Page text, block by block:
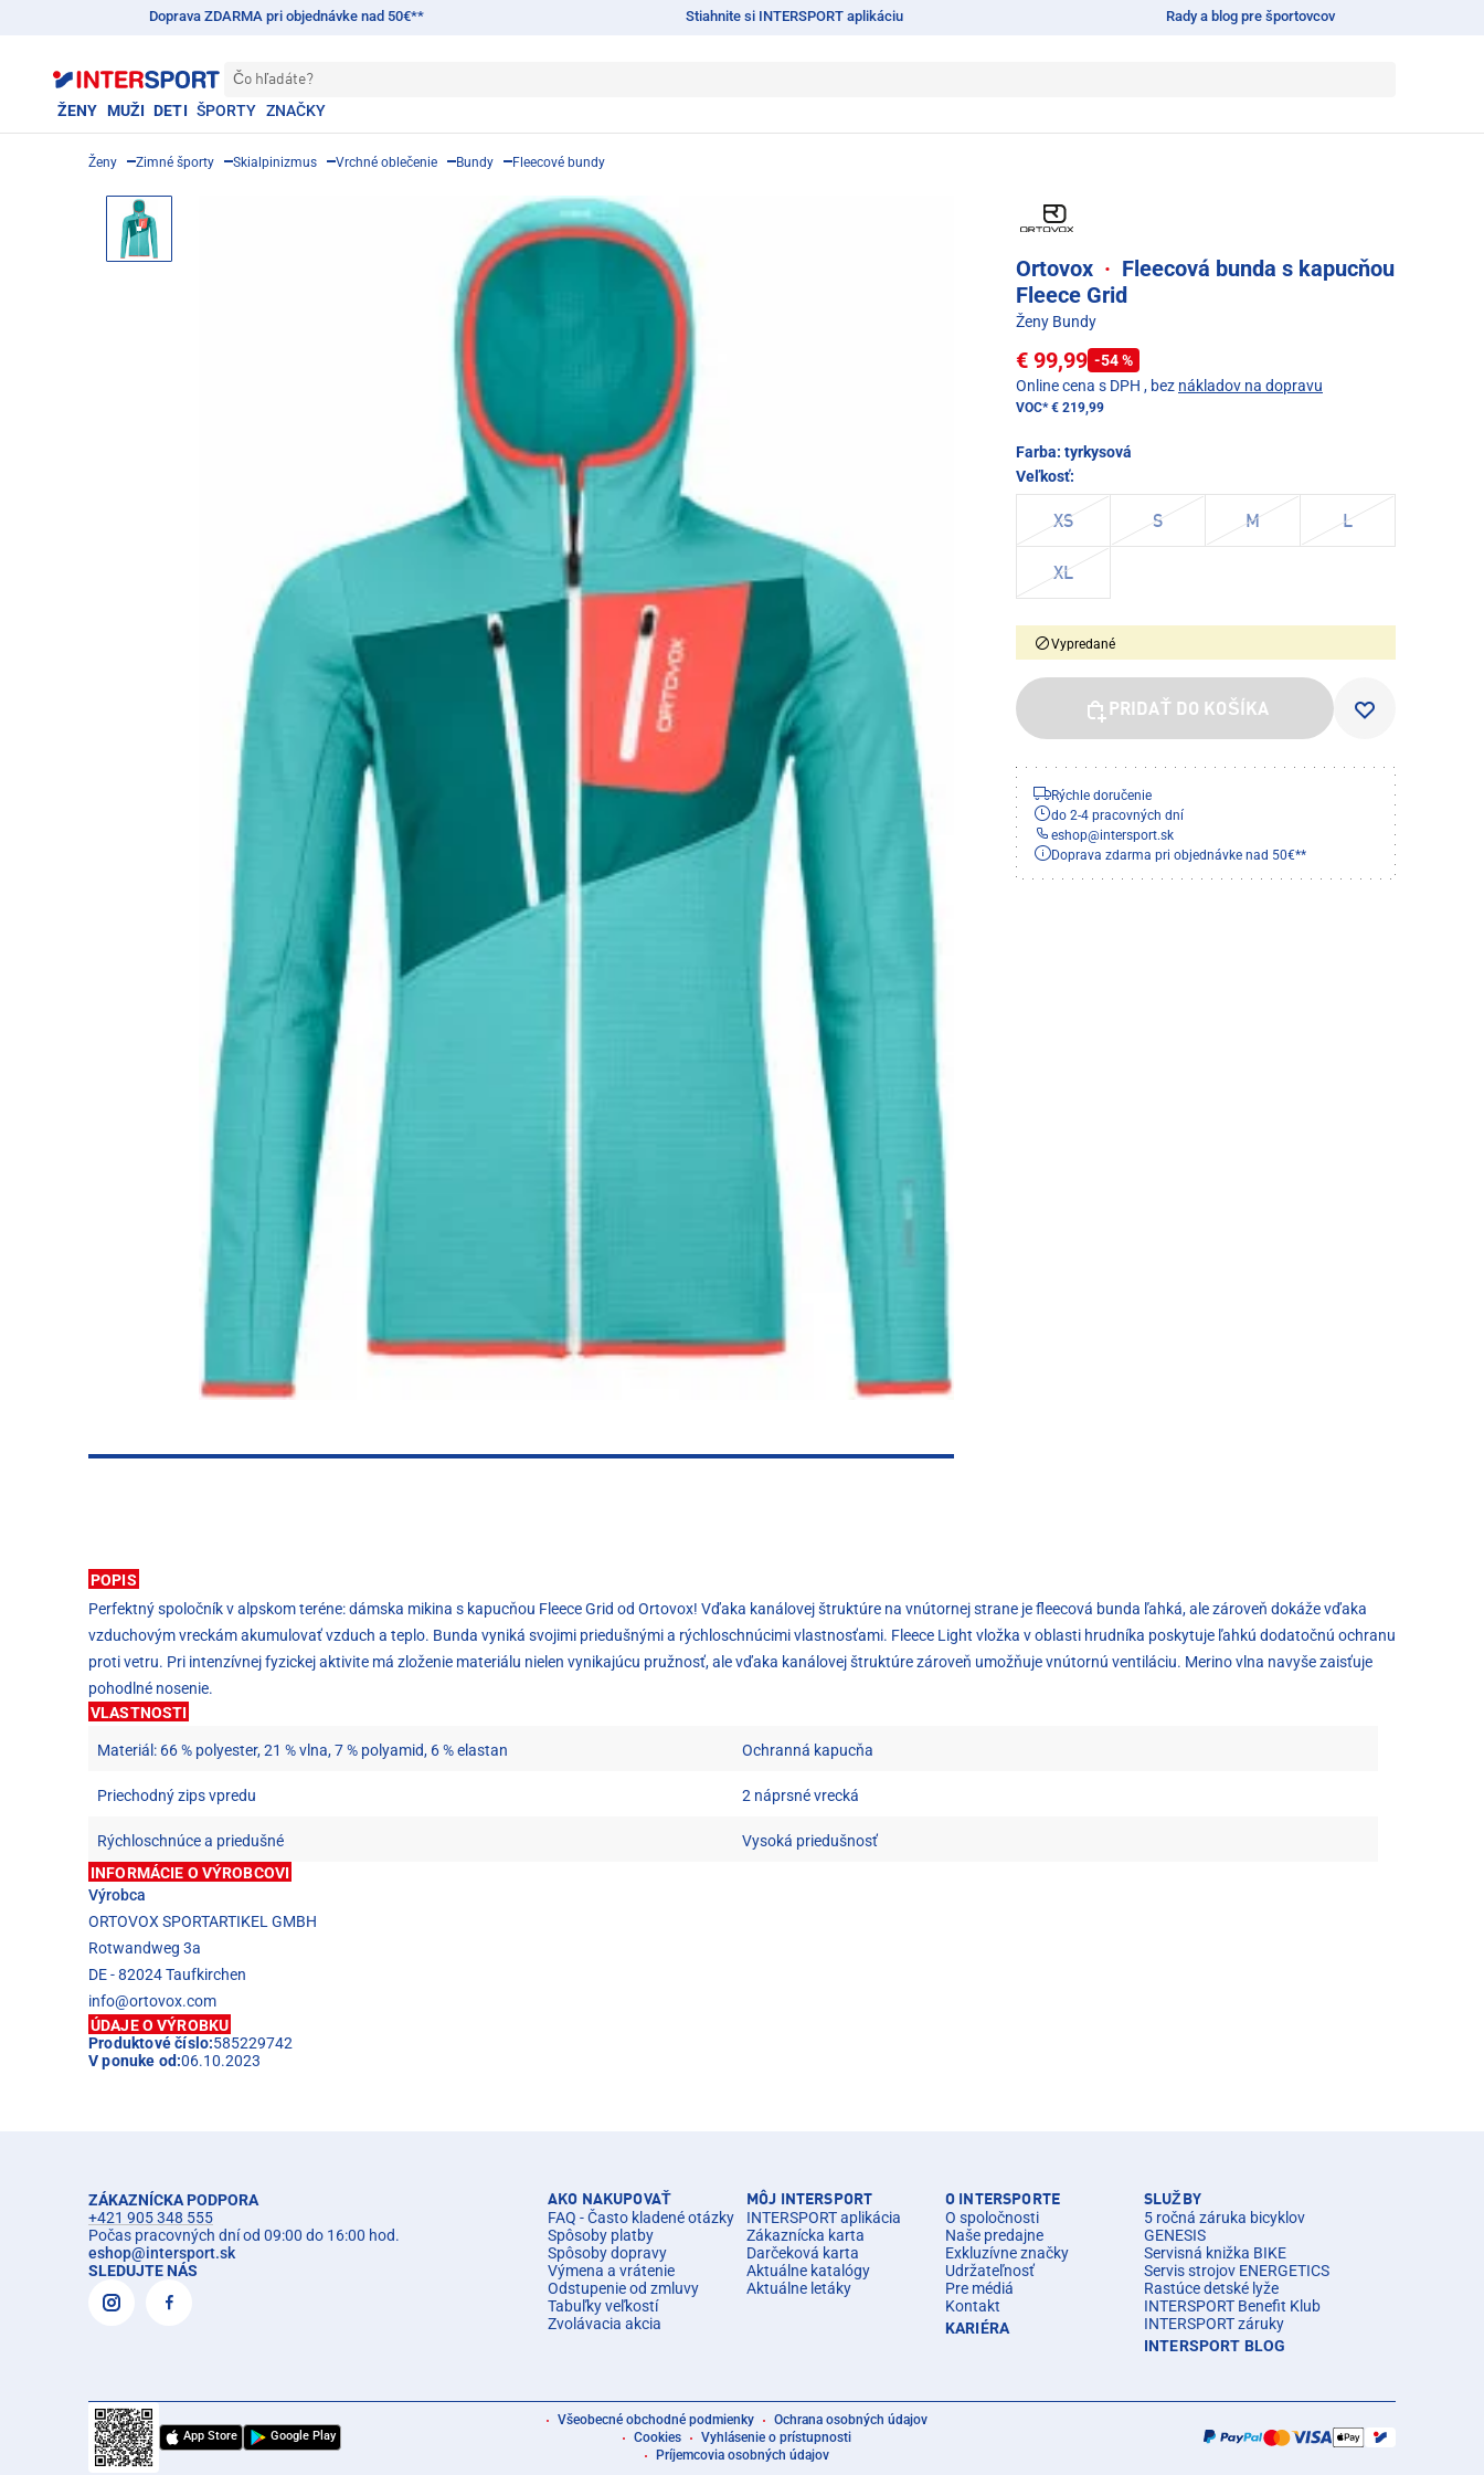
Doprava ZDARMA pri objednávke nad 50€** Stiahnite si INTERSPORT aplikáciu Rady a blog pre športovcov
Čo hľadáte?
ŽENY MUŽI DETI ŠPORTY ZNAČKY
Ženy Zimné športy Skialpinizmus Vrchné oblečenie Bundy Fleecové bundy
Ortovox · Fleecová bunda s kapucňou
Fleece Grid
Ženy Bundy
€ 99,99 -54 %
Online cena s DPH , bez nákladov na dopravu
VOC*€ 219,99
Farba: tyrkysová
Veľkosť:
XS S M L
XL
Vypredané
PRIDAŤ DO KOŠÍKA
Rýchle doručenie
do 2-4 pracovných dní
eshop@intersport.sk
Doprava zdarma pri objednávke nad 50€**
POPIS
Perfektný spoločník v alpskom teréne: dámska mikina s kapucňou Fleece Grid od Ortovox! Vďaka kanálovej štruktúre na vnútornej strane je fleecová bunda ľahká, ale zároveň dokáže vďaka
vzduchovým vreckám akumulovať vzduch a teplo. Bunda vyniká svojimi priedušnými a rýchloschnúcimi vlastnosťami. Fleece Light vložka v oblasti hrudníka poskytuje ľahkú dodatočnú ochranu
proti vetru. Pri intenzívnej fyzickej aktivite má zloženie materiálu nielen vynikajúcu pružnosť, ale vďaka kanálovej štruktúre zároveň umožňuje vnútornú ventiláciu. Merino vlna navyše zaisťuje
pohodlné nosenie.
VLASTNOSTI
Materiál: 66 % polyester, 21 % vlna, 7 % polyamid, 6 % elastan Ochranná kapucňa
Priechodný zips vpredu 2 náprsné vrecká
Rýchloschnúce a priedušné
Vysoká priedušnosť
INFORMÁCIE O VÝROBCOVI
Výrobca
ORTOVOX SPORTARTIKEL GMBH
Rotwandweg 3a
DE - 82024 Taufkirchen
info@ortovox.com
ÚDAJE O VÝROBKU
Produktové číslo:585229742
V ponuke od:06.10.2023
ZÁKAZNÍCKA PODPORA
+421 905 348 555
Počas pracovných dní od 09:00 do 16:00 hod.
eshop@intersport.sk
SLEDUJTE NÁS
AKO NAKUPOVAŤ
FAQ - Často kladené otázky
Spôsoby platby
Spôsoby dopravy
Výmena a vrátenie
Odstupenie od zmluvy
Tabuľky veľkostí
Zvolávacia akcia
MÔJ INTERSPORT
INTERSPORT aplikácia
Zákaznícka karta
Darčeková karta
Aktuálne katalógy
Aktuálne letáky
O INTERSPORTE
O spoločnosti
Naše predajne
Exkluzívne značky
Udržateľnosť
Pre médiá
Kontakt
KARIÉRA
SLUŽBY
5 ročná záruka bicyklov
GENESIS
Servisná knižka BIKE
Servis strojov ENERGETICS
Rastúce detské lyže
INTERSPORT Benefit Klub
INTERSPORT záruky
INTERSPORT BLOG
App Store Google Play
Všeobecné obchodné podmienky
Ochrana osobných údajov
Cookies
Vyhlásenie o prístupnosti
Príjemcovia osobných údajov